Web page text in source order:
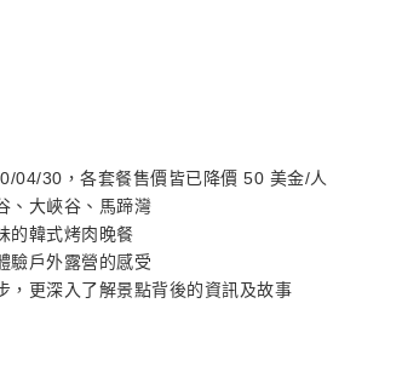
04/30，各套餐售價皆已降價 50 美金/人
、大峽谷、馬蹄灣
的韓式烤肉晚餐
驗戶外露營的感受
，更深入了解景點背後的資訊及故事